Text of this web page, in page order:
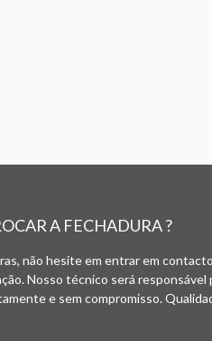
A FECHADURA ?
não hesite em entrar em
Nosso técnico será
e sem compromisso.